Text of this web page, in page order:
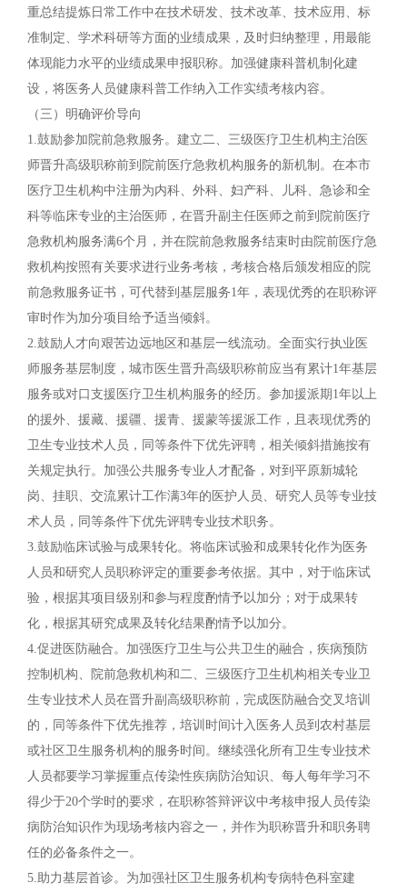
重总结提炼日常工作中在技术研发、技术改革、技术应用、标
准制定、学术科研等方面的业绩成果，及时归纳整理，用最能
体现能力水平的业绩成果申报职称。加强健康科普机制化建
设，将医务人员健康科普工作纳入工作实绩考核内容。
（三）明确评价导向
1.鼓励参加院前急救服务。建立二、三级医疗卫生机构主治医
师晋升高级职称前到院前医疗急救机构服务的新机制。在本市
医疗卫生机构中注册为内科、外科、妇产科、儿科、急诊和全
科等临床专业的主治医师，在晋升副主任医师之前到院前医疗
急救机构服务满6个月，并在院前急救服务结束时由院前医疗急
救机构按照有关要求进行业务考核，考核合格后颁发相应的院
前急救服务证书，可代替到基层服务1年，表现优秀的在职称评
审时作为加分项目给予适当倾斜。
2.鼓励人才向艰苦边远地区和基层一线流动。全面实行执业医
师服务基层制度，城市医生晋升高级职称前应当有累计1年基层
服务或对口支援医疗卫生机构服务的经历。参加援派期1年以上
的援外、援藏、援疆、援青、援蒙等援派工作，且表现优秀的
卫生专业技术人员，同等条件下优先评聘，相关倾斜措施按有
关规定执行。加强公共服务专业人才配备，对到平原新城轮
岗、挂职、交流累计工作满3年的医护人员、研究人员等专业技
术人员，同等条件下优先评聘专业技术职务。
3.鼓励临床试验与成果转化。将临床试验和成果转化作为医务
人员和研究人员职称评定的重要参考依据。其中，对于临床试
验，根据其项目级别和参与程度酌情予以加分；对于成果转
化，根据其研究成果及转化结果酌情予以加分。
4.促进医防融合。加强医疗卫生与公共卫生的融合，疾病预防
控制机构、院前急救机构和二、三级医疗卫生机构相关专业卫
生专业技术人员在晋升副高级职称前，完成医防融合交叉培训
的，同等条件下优先推荐，培训时间计入医务人员到农村基层
或社区卫生服务机构的服务时间。继续强化所有卫生专业技术
人员都要学习掌握重点传染性疾病防治知识、每人每年学习不
得少于20个学时的要求，在职称答辩评议中考核申报人员传染
病防治知识作为现场考核内容之一，并作为职称晋升和职务聘
任的必备条件之一。
5.助力基层首诊。为加强社区卫生服务机构专病特色科室建